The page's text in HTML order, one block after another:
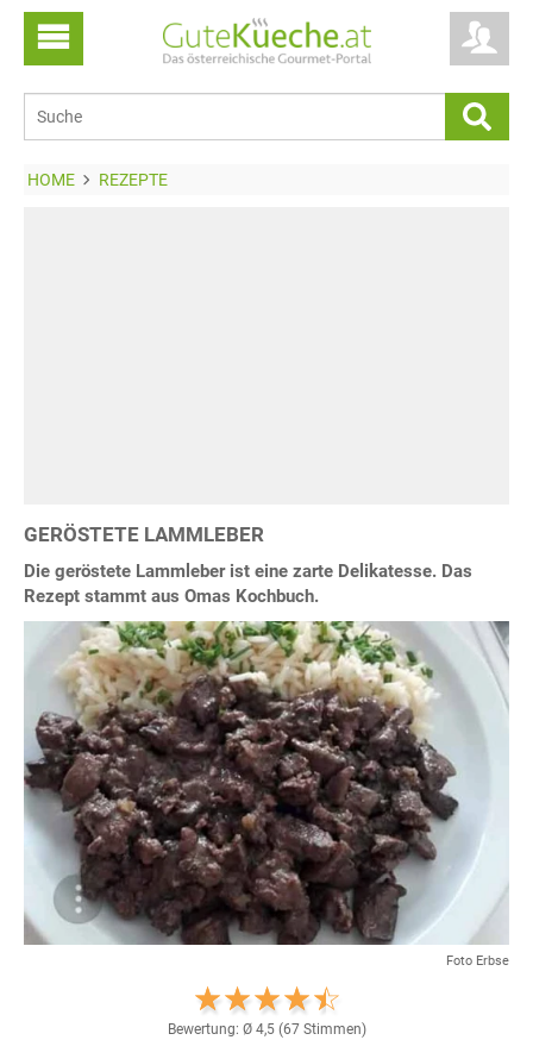
HOME REZEPTE
GERÖSTETE LAMMLEBER
Die geröstete Lammleber ist eine zarte Delikatesse. Das
Rezept stammt aus Omas Kochbuch.
Foto Erbse
Bewertung: Ø 4,5(67Stimmen)